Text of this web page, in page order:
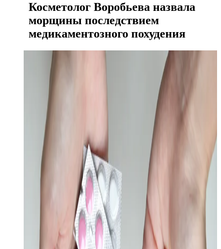
Косметолог Воробьева назвала
морщины последствием
медикаментозного похудения